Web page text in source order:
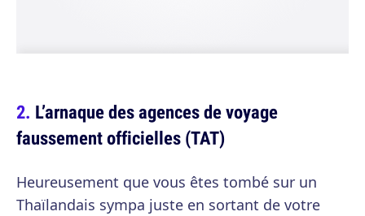
L’arnaque des agences de voyage
faussement officielles (TAT)
Heureusement que vous êtes tombé sur un
Thaïlandais sympa juste en sortant de votre